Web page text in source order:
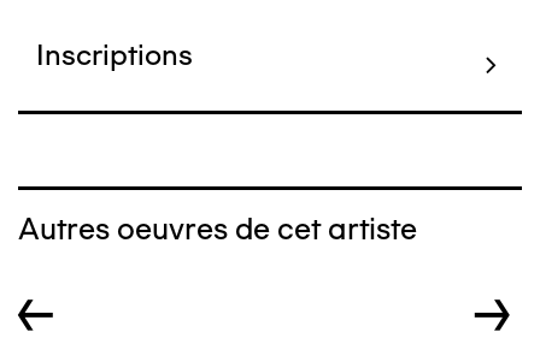
Inscriptions
Autres oeuvres de cet artiste
← →